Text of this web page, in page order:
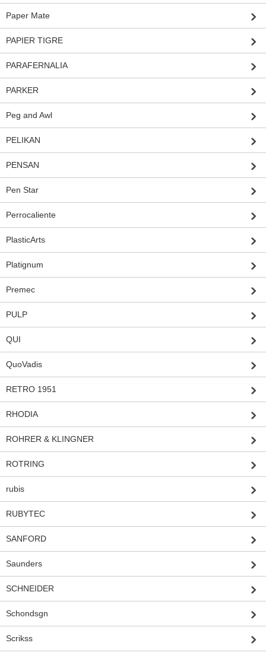
Paper Mate
PAPIER TIGRE
PARAFERNALIA
PARKER
Peg and Awl
PELIKAN
PENSAN
Pen Star
Perrocaliente
PlasticArts
Platignum
Premec
PULP
QUI
QuoVadis
RETRO 1951
RHODIA
ROHRER & KLINGNER
ROTRING
rubis
RUBYTEC
SANFORD
Saunders
SCHNEIDER
Schondsgn
Scrikss